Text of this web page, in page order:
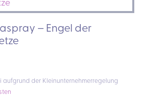
– Engel der
aufgrund der Kleinunternehmerregelung